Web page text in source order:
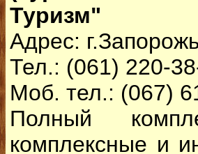
Туризм"
Адрес:
Тел.: (061) 220-
Моб. тел.: (067)
Полный
комплексные и